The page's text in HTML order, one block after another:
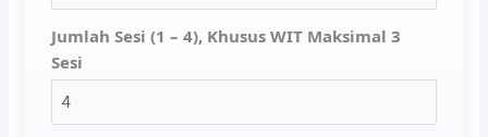
Jumlah Sesi (1 – 4), Khusus WIT Maksimal 3
Sesi